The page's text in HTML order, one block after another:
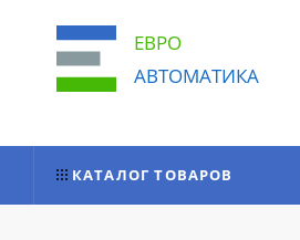
ЕВРО
АВТОМАТИКА
КАТАЛОГ ТОВАРОВ